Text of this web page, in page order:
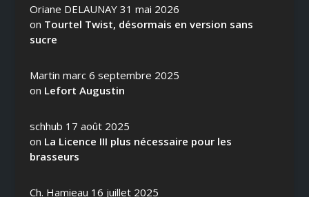
Oriane DELAUNAY 31 mai 2026
on Tourtel Twist, désormais en version sans
sucre
Martin marc 6 septembre 2025
on Lefort Augustin
schhub 17 août 2025
on La Licence III plus nécessaire pour les
brasseurs
Ch. Hamieau 16 juillet 2025